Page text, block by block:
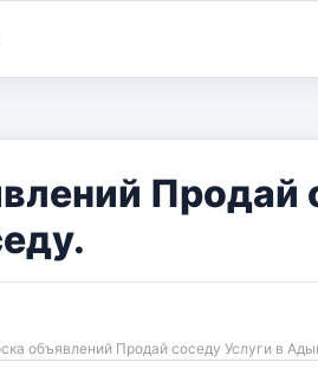
Продай
объявлений Продай соседу Услуги в